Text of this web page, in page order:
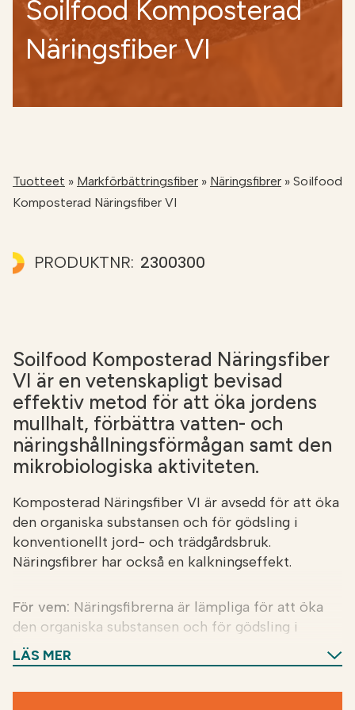
NÄTBUTIKEN
Soilfood Komposterad
Näringsfiber VI
Tuotteet » Markförbättringsfiber » Näringsfibrer » Soilfood
Komposterad Näringsfiber VI
PRODUKTNR: 2300300
Soilfood Komposterad Näringsfiber
VI är en vetenskapligt bevisad
effektiv metod för att öka jordens
mullhalt, förbättra vatten- och
näringshållningsförmågan samt den
mikrobiologiska aktiviteten.
Komposterad Näringsfiber VI är avsedd för att öka
den organiska substansen och för gödsling i
konventionellt jord- och trädgårdsbruk.
Näringsfibrer har också en kalkningseffekt.
För vem: Näringsfibrerna är lämpliga för att öka
den organiska substansen och för gödsling i
konventionellt jord- och trädgårdsbruk.
Fördelar:En engångsbehandling av jorden med
LÄS MER